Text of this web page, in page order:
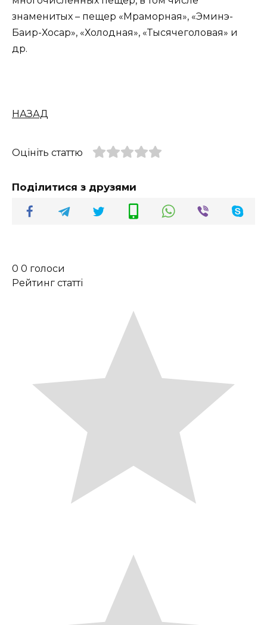
знаменитых – пещер «Мраморная», «Эминэ-
Баир-Хосар», «Холодная», «Тысячеголовая» и
др.
НАЗАД
Оцініть статтю
Поділитися з друзями
0 0 голоси
Рейтинг статті